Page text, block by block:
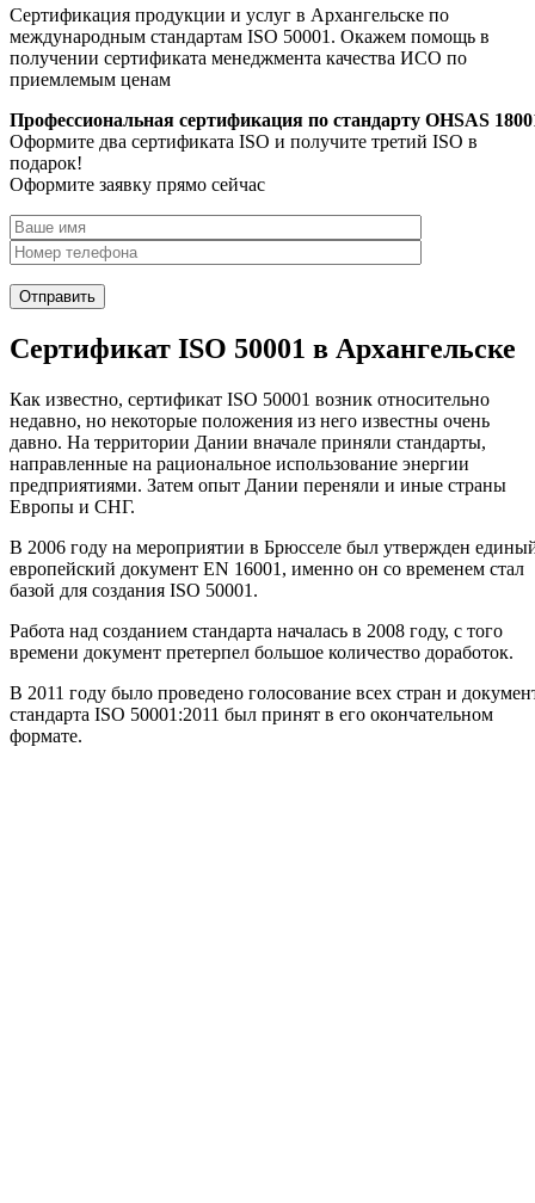
Сертификация продукции и услуг в Архангельске по
международным стандартам ISO 50001. Окажем помощь в
получении сертификата менеджмента качества ИСО по
приемлемым ценам
Профессиональная сертификация по стандарту OHSAS
Оформите два сертификата ISO и получите третий ISO в
подарок!
Оформите заявку прямо сейчас
Сертификат ISO 50001 в Архангельске
Как известно, сертификат ISO 50001 возник относительно
недавно, но некоторые положения из него известны очень
давно. На территории Дании вначале приняли стандарты,
направленные на рациональное использование энергии
предприятиями. Затем опыт Дании переняли и иные страны
Европы и СНГ.
В 2006 году на мероприятии в Брюсселе был утвержден
европейский документ EN 16001, именно он со временем стал
базой для создания ISO 50001.
Работа над созданием стандарта началась в 2008 году, с того
времени документ претерпел большое количество доработок.
В 2011 году было проведено голосование всех стран и
стандарта ISO 50001:2011 был принят в его окончательном
формате.